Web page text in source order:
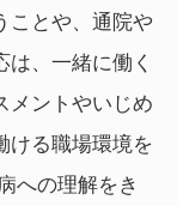
ことや、通院や
、一緒に働く
メントやいじめ
ける職場環境を
への理解をき